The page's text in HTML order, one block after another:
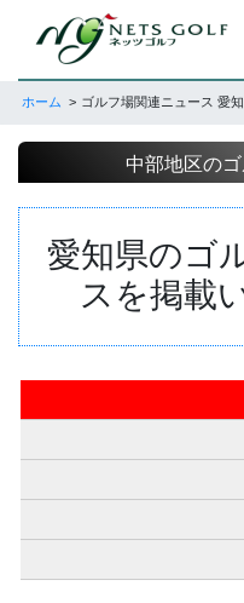
ホーム ゴルフ場関連ニュース 愛
中部地区の
愛知県のゴ
スを掲載